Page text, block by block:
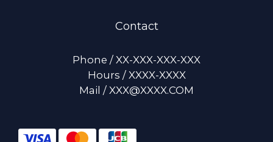
Contact
Phone / XX-XXX-XXX-XXX
Hours / XXXX-XXXX
Mail / XXX@XXXX.COM